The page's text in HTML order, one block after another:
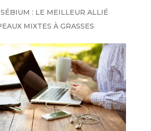
: LE MEILLEUR ALLIÉ
MIXTES À GRASSES